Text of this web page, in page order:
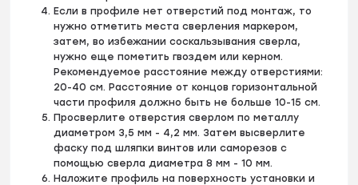
Если в профиле нет отверстий под монтаж, то
нужно отметить места сверления маркером,
затем, во избежании соскальзывания сверла,
нужно еще пометить гвоздем или керном.
Рекомендуемое расстояние между отверстиями:
20-40 см. Расстояние от концов горизонтальной
части профиля должно быть не больше 10-15 см.
Просверлите отверстия сверлом по металлу
диаметром 3,5 мм - 4,2 мм. Затем высверлите
фаску под шляпки винтов или саморезов с
помощью сверла диаметра 8 мм - 10 мм.
Наложите профиль на поверхность установки и